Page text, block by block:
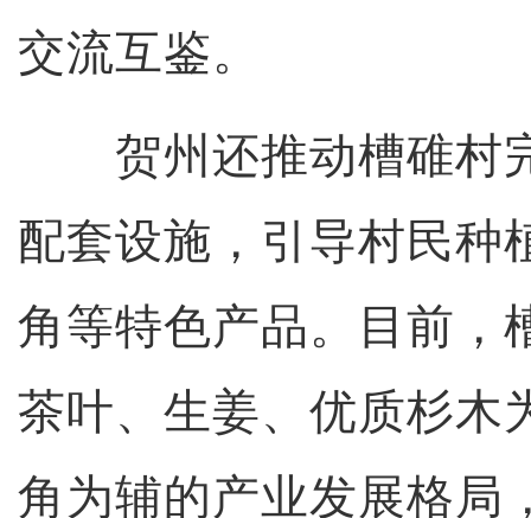
交流互鉴。
贺州还推动槽碓村
配套设施，引导村民种
角等特色产品。目前，
茶叶、生姜、优质杉木
角为辅的产业发展格局